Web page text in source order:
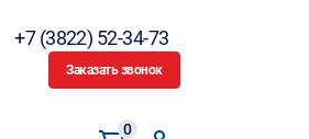
+7 (3822) 52-34-73
Заказать звонок
0